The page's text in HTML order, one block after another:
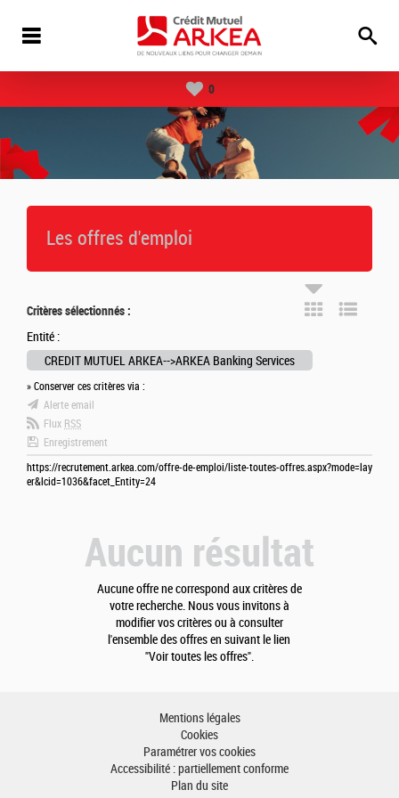
0
Les offres d'emploi
Critères sélectionnés :
Entité :
CREDIT MUTUEL ARKEA-->ARKEA Banking Services
» Conserver ces critères via :
Alerte email
Flux RSS
Enregistrement
https://recrutement.arkea.com/offre-de-emploi/liste-toutes-offres.aspx?mode=lay
er&lcid=1036&facet_Entity=24
Aucun résultat
Aucune offre ne correspond aux critères de
votre recherche. Nous vous invitons à
modifier vos critères ou à consulter
l'ensemble des offres en suivant le lien
"Voir toutes les offres".
Mentions légales
Cookies
Paramétrer vos cookies
Accessibilité : partiellement conforme
Plan du site